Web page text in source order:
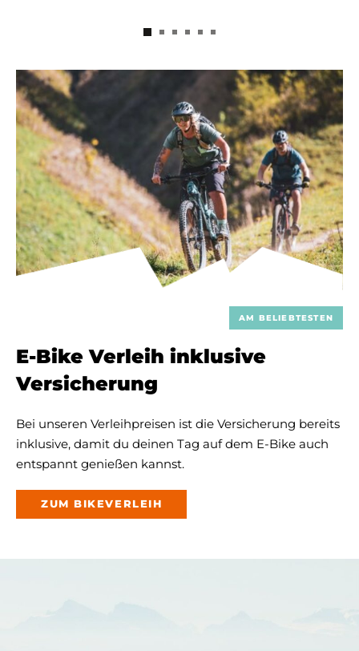
AM BELIEBTESTEN
E-Bike Verleih inklusive
Versicherung
Bei unseren Verleihpreisen ist die Versicherung bereits
inklusive, damit du deinen Tag auf dem E-Bike auch
entspannt genießen kannst.
ZUM BIKEVERLEIH